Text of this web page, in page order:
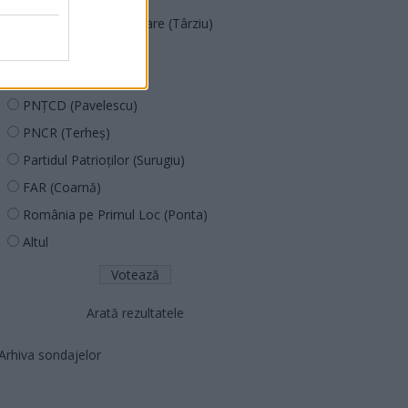
Acțiunea Conservatoare (Târziu)
PNȚCD (Pavelescu)
PNCR (Terheș)
Partidul Patrioților (Surugiu)
FAR (Coarnă)
România pe Primul Loc (Ponta)
Altul
Arată rezultatele
sondajelor